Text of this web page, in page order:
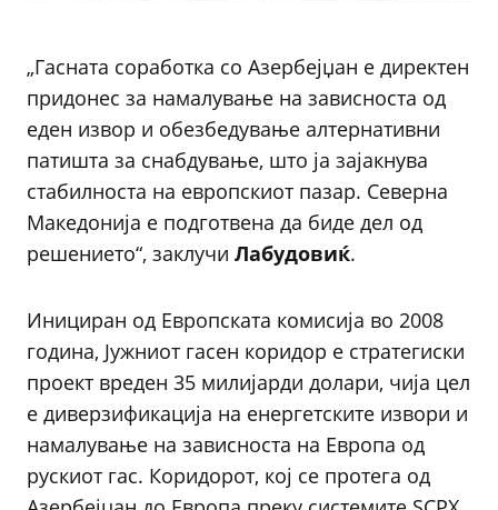
„Гасната соработка со Азербејџан е директен
придонес за намалување на зависноста од
еден извор и обезбедување алтернативни
патишта за снабдување, што ја зајакнува
стабилноста на европскиот пазар. Северна
Македонија е подготвена да биде дел од
решението“, заклучи Лабудовиќ.
Инициран од Европската комисија во 2008
година, Јужниот гасен коридор е стратегиски
проект вреден 35 милијарди долари, чија цел
е диверзификација на енергетските извори и
намалување на зависноста на Европа од
рускиот гас. Коридорот, кој се протега од